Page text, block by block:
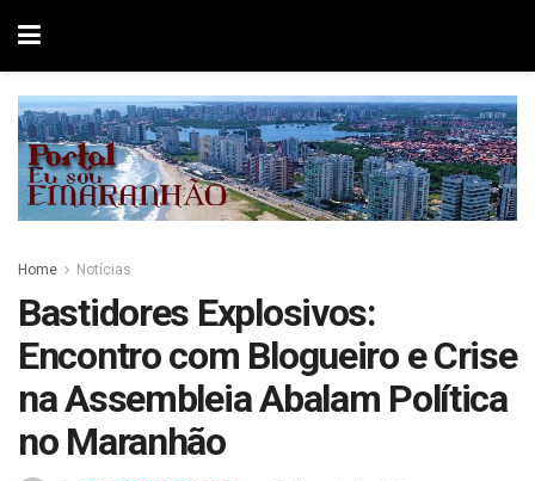
Home Notícias
Bastidores Explosivos:
Encontro com Blogueiro e Crise
na Assembleia Abalam Política
no Maranhão